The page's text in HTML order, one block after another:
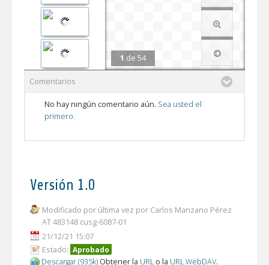
1 de 54
Comentarios
No hay ningún comentario aún. Sea usted el
primero.
Versión 1.0
Modificado por última vez por Carlos Manzano Pérez
AT 483148 cusg-6087-01
21/12/21 15:07
Estado: Aprobado
Descargar (935k) Obtener la URL o la URL WebDAV.